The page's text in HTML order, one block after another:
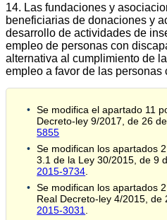
14. Las fundaciones y
beneficiarias de donaciones y
desarrollo de actividades de
empleo de personas con
alternativa al cumplimiento de
empleo a favor de las personas
Se modifica el apartado 11
Decreto-ley 9/2017, de 26
5855
Se modifican los apartados
3.1 de la Ley 30/2015, de 9
2015-9734
Se modifican los apartados
Real Decreto-ley 4/2015, de
2015-3031